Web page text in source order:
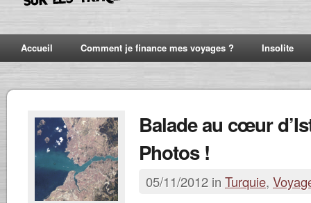
Accueil Comment je finance mes voyages ? Insolite
Balade au cœur
Photos !
05/11/2012 in Turquie,